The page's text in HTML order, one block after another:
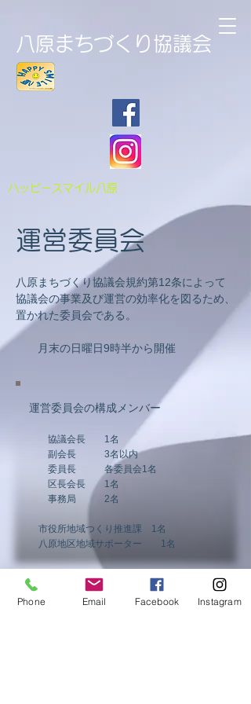
​ハッピースマイル八原
八原まちづくり協議会
運営委員会
八原まちづくり協議会規約第12条によって
​協議会の事業及び運営の効率化を図るため、
置かれた委員会である。
月末の日曜日9時半から開催
運営委員会の構成メンバー
協議会長 1名
副会長 3名以内
委員長 各委員会1名
区長会長 1名
​ 事務局 2名
市役所地域つくり推進課 1名
​ 八原地区地域サポーター 1名
​運営委員会は次の各号にあげる事項を所掌す
Phone Email Facebook Instagram